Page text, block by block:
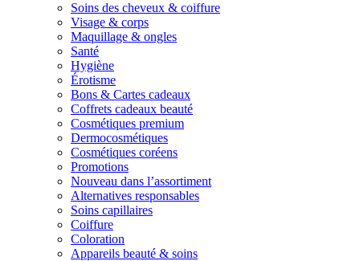
Soins des cheveux & coiffure
Visage & corps
Maquillage & ongles
Santé
Hygiène
Érotisme
Bons & Cartes cadeaux
Coffrets cadeaux beauté
Cosmétiques premium
Dermocosmétiques
Cosmétiques coréens
Promotions
Nouveau dans l’assortiment
Alternatives responsables
Soins capillaires
Coiffure
Coloration
Appareils beauté & soins